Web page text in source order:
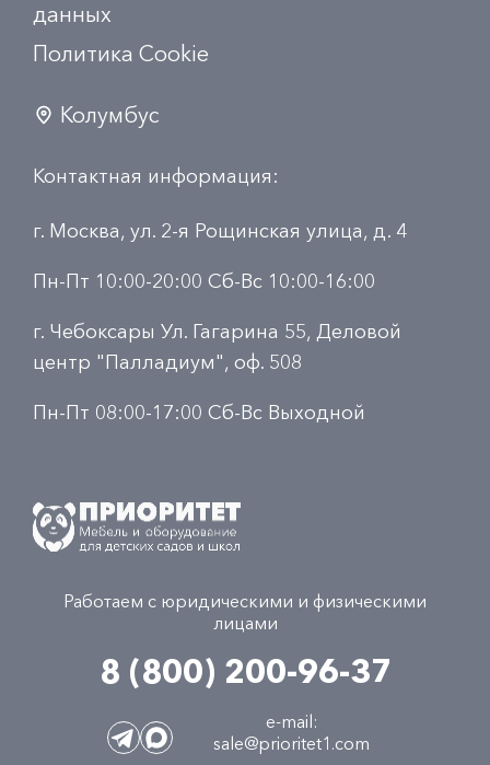
данных
Политика Сookie
Колумбус
Контактная информация:
г. Москва, ул. 2-я Рощинская улица, д. 4
Пн-Пт 10:00-20:00 Сб-Вс 10:00-16:00
г. Чебоксары Ул. Гагарина 55, Деловой
центр "Палладиум", оф. 508
Пн-Пт 08:00-17:00 Сб-Вс Выходной
Работаем с юридическими и физическими
лицами
8 (800) 200-96-37
e-mail:
sale@prioritet1.com